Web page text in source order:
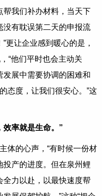
帮我们补办材料，当天下
没有耽误第二天的申报流
更让企业感到暖心的是，
“他们平时也会主动关
展中需要协调的困难和
态度，让我们很安心。”这
效率就是生命。”
体的心声，“有时候一份材
产的进度。但在泉州鲤
全力以赴，以最快速度帮